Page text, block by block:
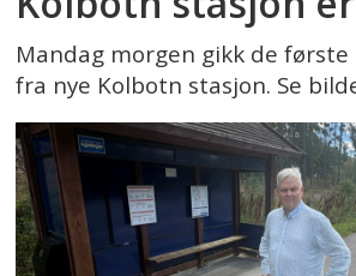
Mandag morgen gikk de
fra nye Kolbotn stasjon. Se